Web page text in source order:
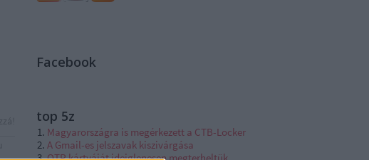
Facebook
top 5z
Magyarországra is megérkezett a CTB-Locker
A Gmail-es jelszavak kiszivárgása